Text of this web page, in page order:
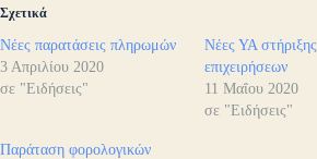
Σχετικά
Νέες παρατάσεις πληρωμών
3 Απριλίου 2020
σε "Ειδήσεις"
Νέες ΥΑ στήριξης
επιχειρήσεων
11 Μαΐου 2020
σε "Ειδήσεις"
Παράταση φορολογικών